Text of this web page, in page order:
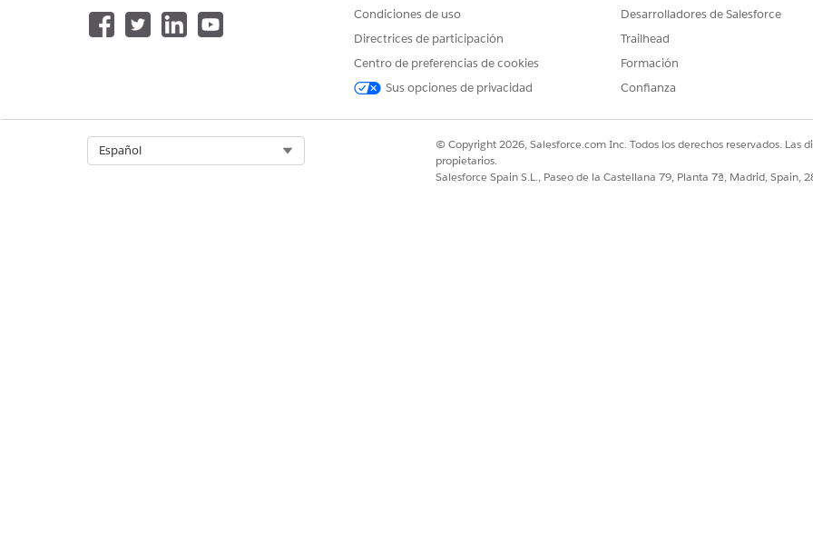
Por ejemplo, cree grupos para estados basándose en la rentabilidad y compare el
principales, los 10 estados inferiores y otros para comparar la rentabilidad entre
estados con un rendimiento superior e inferior.
Desde el menú contextual del campo de dimensión, seleccioneCrear grupo.
Introduzca el nombre del grupo y, opcionalmente, una descripción.
Defina miembros del grupo.
Condiciones de uso
Directrices de participación
Centro de preferencias de cookies
Sus opciones de privacidad
Desarrolladores de Salesforce
Trailhead
Formación
Confianza
Español
© Copyright 2026, Salesforce.com Inc. Todos los derechos reservados. Las
propietarios.
Salesforce Spain S.L., Paseo de la Castellana 79, Planta 7ª, Madrid, Spain,